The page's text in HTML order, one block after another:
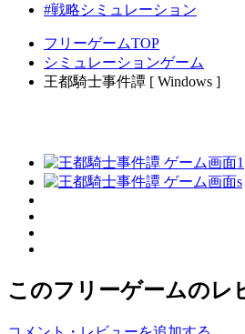
#戦略シミュレーション
フリーゲームTOP
シミュレーションゲーム
王都騎士事件譚 [ Windows ]
このフリーゲームのレ